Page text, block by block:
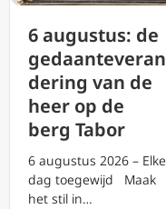
6 augustus: de
gedaanteveran
dering van de
heer op de
berg Tabor
6 augustus 2026 – Elke
dag toegewijd Maak
het stil in…